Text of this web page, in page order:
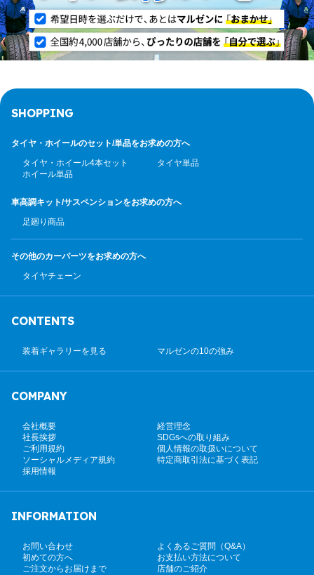
SHOPPING
タイヤ・ホイールのセット/単品をお求めの方へ
タイヤ・ホイール4本セット
タイヤ単品
ホイール単品
車高調キット/サスペンションをお求めの方へ
足廻り商品
その他のカーパーツをお求めの方へ
タイヤチェーン
CONTENTS
装着ギャラリーを見る マルゼンの10の強み
COMPANY
会社概要
経営理念
社長挨拶
SDGsへの取り組み
ご利用規約
個人情報の取扱いについて
ソーシャルメディア規約
特定商取引法に基づく表記
採用情報
INFORMATION
お問い合わせ
よくあるご質問（Q&A）
初めての方へ
お支払い方法について
ご注文からお届けまで
店舗のご紹介